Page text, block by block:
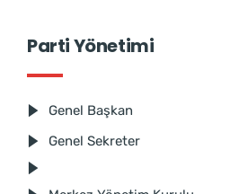
Parti Yönetimi
Genel Başkan
Genel Sekreter